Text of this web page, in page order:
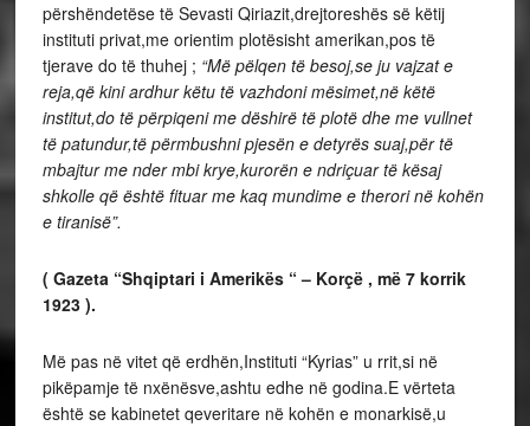
përshëndetëse të Sevasti Qiriazit,drejtoreshës së këtij
instituti privat,me orientim plotësisht amerikan,pos të
tjerave do të thuhej ; “Më pëlqen të besoj,se ju vajzat e
reja,që kini ardhur këtu të vazhdoni mësimet,në këtë
institut,do të përpiqeni me dëshirë të plotë dhe me vullnet
të patundur,të përmbushni pjesën e detyrës suaj,për të
mbajtur me nder mbi krye,kurorën e ndriçuar të kësaj
shkolle që është fituar me kaq mundime e therori në kohën
e tiranisë”.
( Gazeta “Shqiptari i Amerikës “ – Korçë , më 7 korrik
1923 ).
Më pas në vitet që erdhën,Instituti “Kyrias” u rrit,si në
pikëpamje të nxënësve,ashtu edhe në godina.E vërteta
është se kabinetet qeveritare në kohën e monarkisë,u